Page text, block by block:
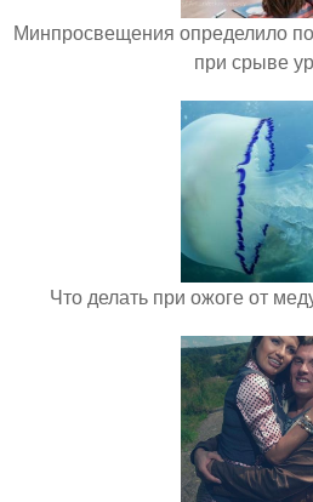
Минпросвещения определило
при срыве
Что делать при ожоге от